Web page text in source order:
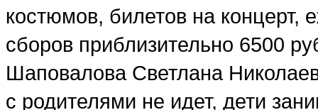
костюмов, билетов на концерт,
сборов приблизительно 6500
Шаповалова Светлана
с родителями не идет, дети